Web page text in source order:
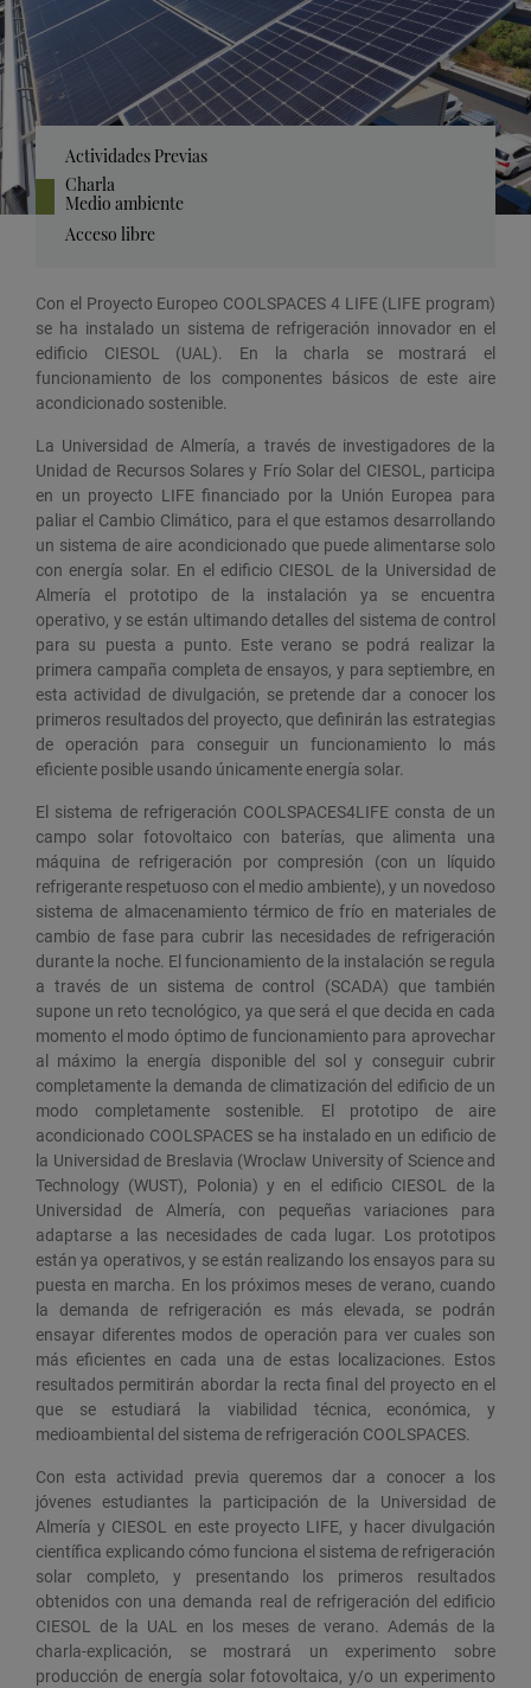
Actividades Previas
Charla
Medio ambiente
Acceso libre
Con el Proyecto Europeo COOLSPACES 4 LIFE (LIFE program)
se ha instalado un sistema de refrigeración innovador en el
edificio CIESOL (UAL). En la charla se mostrará el
funcionamiento de los componentes básicos de este aire
acondicionado sostenible.
La Universidad de Almería, a través de investigadores de la
Unidad de Recursos Solares y Frío Solar del CIESOL, participa
en un proyecto LIFE financiado por la Unión Europea para
paliar el Cambio Climático, para el que estamos desarrollando
un sistema de aire acondicionado que puede alimentarse solo
con energía solar. En el edificio CIESOL de la Universidad de
Almería el prototipo de la instalación ya se encuentra
operativo, y se están ultimando detalles del sistema de control
para su puesta a punto. Este verano se podrá realizar la
primera campaña completa de ensayos, y para septiembre, en
esta actividad de divulgación, se pretende dar a conocer los
primeros resultados del proyecto, que definirán las estrategias
de operación para conseguir un funcionamiento lo más
eficiente posible usando únicamente energía solar.
El sistema de refrigeración COOLSPACES4LIFE consta de un
campo solar fotovoltaico con baterías, que alimenta una
máquina de refrigeración por compresión (con un líquido
refrigerante respetuoso con el medio ambiente), y un novedoso
sistema de almacenamiento térmico de frío en materiales de
cambio de fase para cubrir las necesidades de refrigeración
durante la noche. El funcionamiento de la instalación se regula
a través de un sistema de control (SCADA) que también
supone un reto tecnológico, ya que será el que decida en cada
momento el modo óptimo de funcionamiento para aprovechar
al máximo la energía disponible del sol y conseguir cubrir
completamente la demanda de climatización del edificio de un
modo completamente sostenible. El prototipo de aire
acondicionado COOLSPACES se ha instalado en un edificio de
la Universidad de Breslavia (Wroclaw University of Science and
Technology (WUST), Polonia) y en el edificio CIESOL de la
Universidad de Almería, con pequeñas variaciones para
adaptarse a las necesidades de cada lugar. Los prototipos
están ya operativos, y se están realizando los ensayos para su
puesta en marcha. En los próximos meses de verano, cuando
la demanda de refrigeración es más elevada, se podrán
ensayar diferentes modos de operación para ver cuales son
más eficientes en cada una de estas localizaciones. Estos
resultados permitirán abordar la recta final del proyecto en el
que se estudiará la viabilidad técnica, económica, y
medioambiental del sistema de refrigeración COOLSPACES.
Con esta actividad previa queremos dar a conocer a los
jóvenes estudiantes la participación de la Universidad de
Almería y CIESOL en este proyecto LIFE, y hacer divulgación
científica explicando cómo funciona el sistema de refrigeración
solar completo, y presentando los primeros resultados
obtenidos con una demanda real de refrigeración del edificio
CIESOL de la UAL en los meses de verano. Además de la
charla-explicación, se mostrará un experimento sobre
producción de energía solar fotovoltaica, y/o un experimento